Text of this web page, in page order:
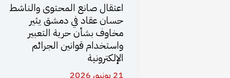
اعتقال صانع المحتوى والناشط
حسان عقاد في دمشق يثير
مخاوف بشأن حرية التعبير
واستخدام قوانين الجرائم
الإلكترونية
21 يونيو، 2026